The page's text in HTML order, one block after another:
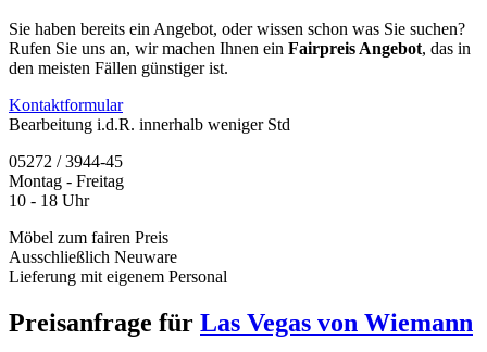
Sie haben bereits ein Angebot, oder wissen schon was Sie suchen?
Rufen Sie uns an, wir machen Ihnen ein Fairpreis Angebot, das in
den meisten Fällen günstiger ist.
Kontaktformular
Bearbeitung i.d.R. innerhalb weniger Std
05272 / 3944-45
Montag - Freitag
10 - 18 Uhr
Möbel zum fairen Preis
Ausschließlich Neuware
Lieferung mit eigenem Personal
Preisanfrage für Las Vegas von Wiemann